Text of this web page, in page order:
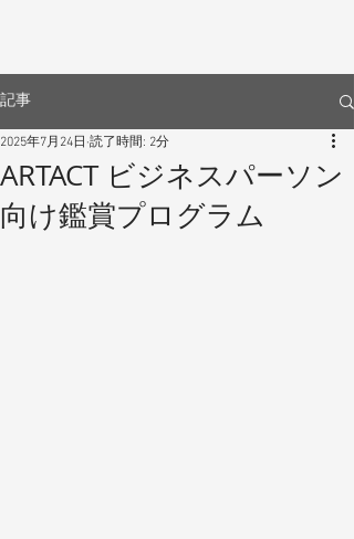
記事
ARTACT ビジネスパーソン
向け鑑賞プログラム
2025年7月24日 読了時間: 2分